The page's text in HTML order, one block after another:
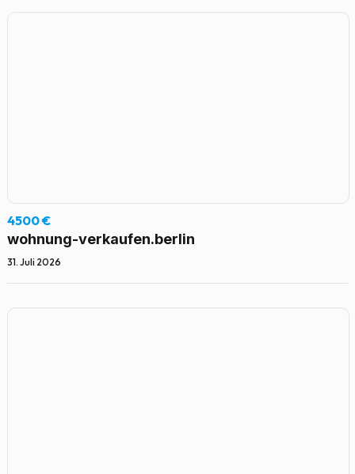
4500 €
wohnung-verkaufen.berlin
31. Juli 2026